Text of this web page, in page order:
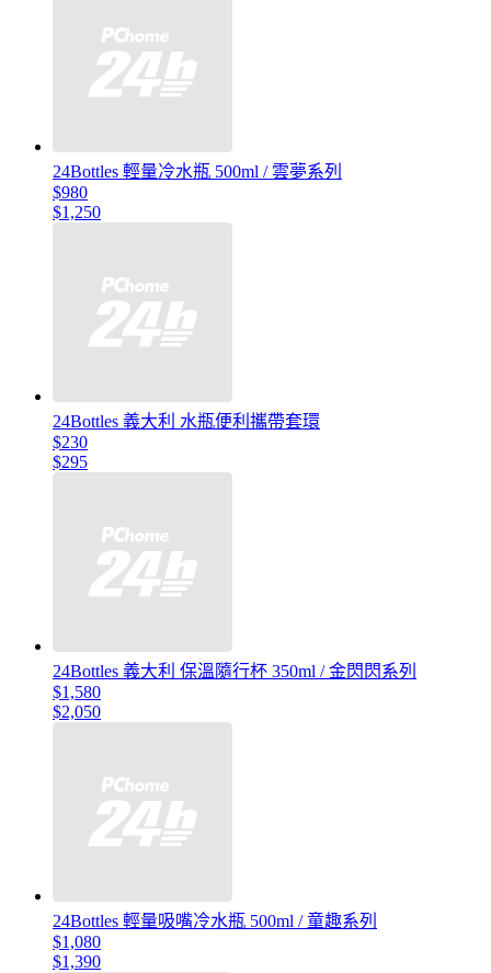
24Bottles 輕量冷水瓶 500ml / 雲夢系列
$980
$1,250
24Bottles 義大利 水瓶便利攜帶套環
$230
$295
24Bottles 義大利 保溫隨行杯 350ml / 金閃閃系列
$1,580
$2,050
24Bottles 輕量吸嘴冷水瓶 500ml / 童趣系列
$1,080
$1,390